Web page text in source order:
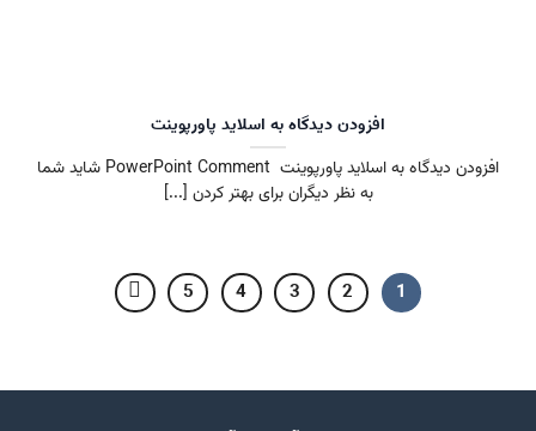
افزودن دیدگاه به اسلاید پاورپوینت
افزودن دیدگاه به اسلاید پاورپوینت PowerPoint Comment شاید شما
به نظر دیگران برای بهتر کردن [...]
1
2
3
4
5